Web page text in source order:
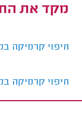
מקד את
חיפוי קרמיקה
חיפוי קרמיקה